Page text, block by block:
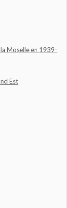
Moselle en 1939-
Est